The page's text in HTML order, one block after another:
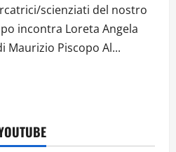
scienziati del nostro
incontra Loreta Angela
Maurizio Piscopo Al...